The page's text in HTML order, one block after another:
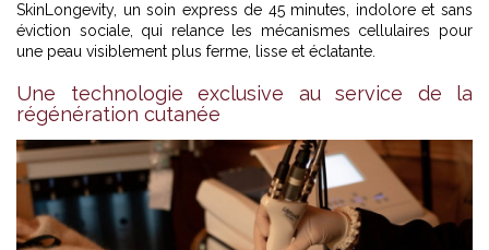
SkinLongevity, un soin express de 45 minutes, indolore et sans
éviction sociale, qui relance les mécanismes cellulaires pour
une peau visiblement plus ferme, lisse et éclatante.
Une technologie exclusive au service de la
régénération cutanée